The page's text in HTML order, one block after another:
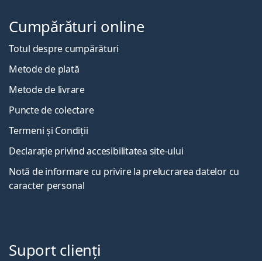
Cumpărături online
Totul despre cumpărături
Metode de plată
Metode de livrare
Puncte de colectare
Termeni și Condiții
Declarație privind accesibilitatea site-ului
Notă de informare cu privire la prelucrarea datelor cu
caracter personal
Suport clienți